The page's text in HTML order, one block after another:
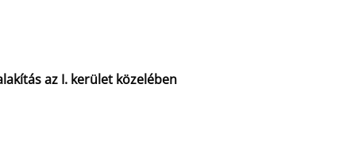
az I. kerület közelében